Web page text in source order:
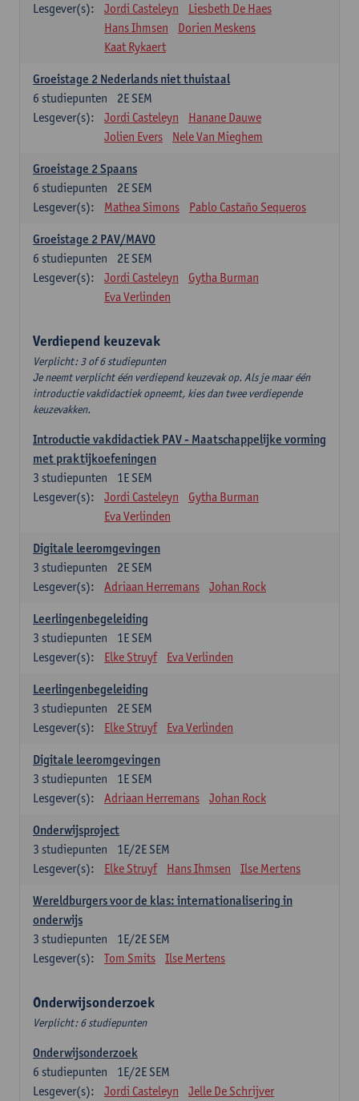
Lesgever(s):
Jordi Casteleyn
Liesbeth De Haes
Hans Ihmsen
Dorien Meskens
Kaat Rykaert
Groeistage 2 Nederlands niet thuistaal
2E SEM
6 studiepunten
Lesgever(s):
Jordi Casteleyn
Hanane Dauwe
Jolien Evers
Nele Van Mieghem
Groeistage 2 Spaans
2E SEM
6 studiepunten
Lesgever(s):
Mathea Simons Pablo Castaño Sequeros
Groeistage 2 PAV/MAVO
2E SEM
6 studiepunten
Lesgever(s):
Jordi Casteleyn
Gytha Burman
Eva Verlinden
Verdiepend keuzevak
Verplicht: 3 of 6 studiepunten
Je neemt verplicht één verdiepend keuzevak op. Als je maar één
introductie vakdidactiek opneemt, kies dan twee verdiepende
keuzevakken.
Introductie vakdidactiek PAV - Maatschappelijke vorming
met praktijkoefeningen
1E SEM
3 studiepunten
Lesgever(s):
Jordi Casteleyn
Gytha Burman
Eva Verlinden
Digitale leeromgevingen
2E SEM
3 studiepunten
Lesgever(s):
Adriaan Herremans Johan Rock
Leerlingenbegeleiding
1E SEM
3 studiepunten
Lesgever(s):
Elke Struyf Eva Verlinden
Leerlingenbegeleiding
2E SEM
3 studiepunten
Lesgever(s):
Elke Struyf Eva Verlinden
Digitale leeromgevingen
1E SEM
3 studiepunten
Lesgever(s):
Adriaan Herremans Johan Rock
Onderwijsproject
1E/2E SEM
3 studiepunten
Lesgever(s):
Elke Struyf Hans Ihmsen Ilse Mertens
Wereldburgers voor de klas: internationalisering in
onderwijs
1E/2E SEM
3 studiepunten
Lesgever(s):
Tom Smits Ilse Mertens
Onderwijsonderzoek
Verplicht: 6 studiepunten
Onderwijsonderzoek
1E/2E SEM
6 studiepunten
Lesgever(s):
Jordi Casteleyn Jelle De Schrijver